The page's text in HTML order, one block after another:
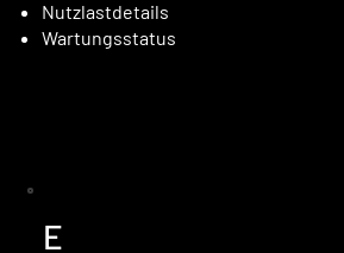
Nutzlastdetails
Wartungsstatus
E